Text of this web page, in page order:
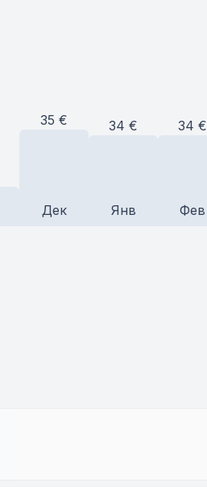
35 €
Дек
34 €
Янв
34 €
Фев